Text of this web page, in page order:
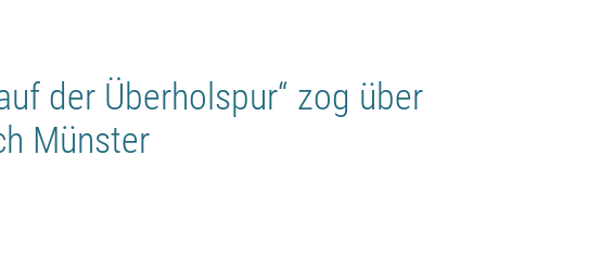
der Überholspur“ zog über
Münster